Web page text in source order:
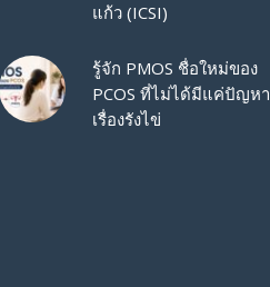
แก้ว (ICSI)
รู้จัก PMOS ชื่อใหม่ของ
PCOS ที่ไม่ได้มีแค่ปัญหา
เรื่องรังไข่